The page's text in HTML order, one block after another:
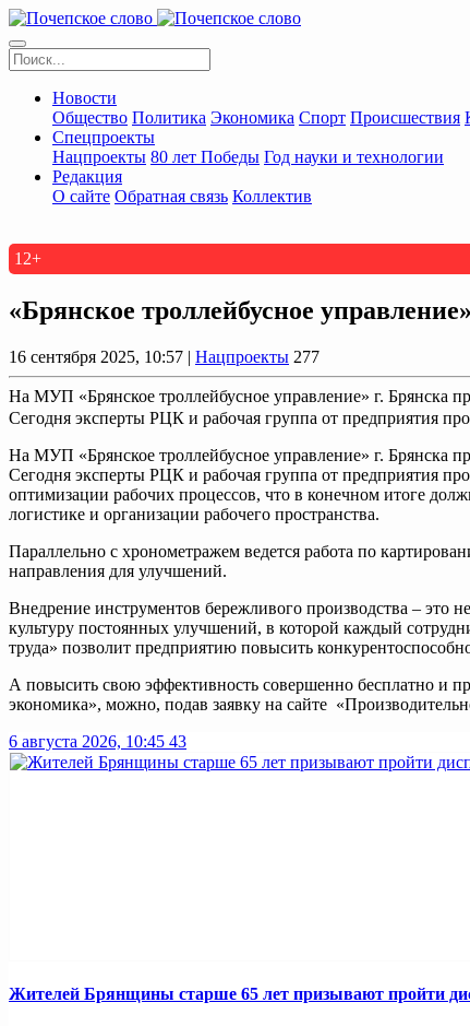
Новости
Общество Политика Экономика Спорт Происшествия
Спецпроекты
Нацпроекты 80 лет Победы Год науки и технологии
Редакция
О сайте Обратная связь Коллектив
12+
«Брянское троллейбусное
16 сентября 2025, 10:57 | Нацпроекты 277
На МУП «Брянское троллейбусное управление» г. Брянска
Сегодня эксперты РЦК и рабочая группа от предприятия
На МУП «Брянское троллейбусное управление» г. Брянска
Сегодня эксперты РЦК и рабочая группа от предприятия
оптимизации рабочих процессов, что в конечном итоге
логистике и организации рабочего пространства.
Параллельно с хронометражем ведется работа по
направления для улучшений.
Внедрение инструментов бережливого производства – это
культуру постоянных улучшений, в которой каждый
труда» позволит предприятию повысить
А повысить свою эффективность совершенно бесплатно и
экономика», можно, подав заявку на сайте
6 августа 2026, 10:45 43
Жителей Брянщины старше 65 лет призывают пройти